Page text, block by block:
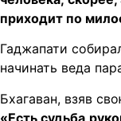
приходит по
Гаджапати
начинать веда
Бхагаван, взяв
«Есть судьба